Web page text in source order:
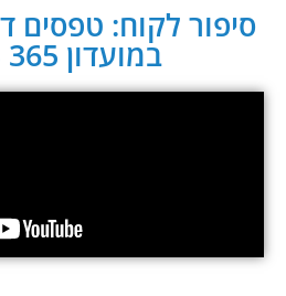
סיפור לקוח: טפסים
במועדון CLUB 365: